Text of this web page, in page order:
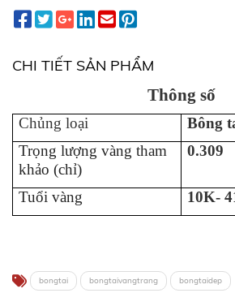
CHI TIẾT SẢN PHẨM
Thông số
Chủng loại Bông
Trọng lượng vàng tham
khảo (chỉ)
0.309
Tuổi vàng 10K-
bongtai bongtaivangtrang bongtaidep